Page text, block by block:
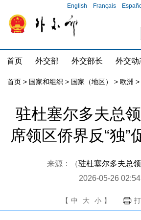
English Français
首页 外交部 外交部长 外交动
首页 > 国家和组织 > 国家（地区） > 欧洲 >
驻杜塞尔多夫总
席领区侨界反“独”
来源：（驻杜塞尔多夫总
2026-05-26 02:54
【 中 大 小 】